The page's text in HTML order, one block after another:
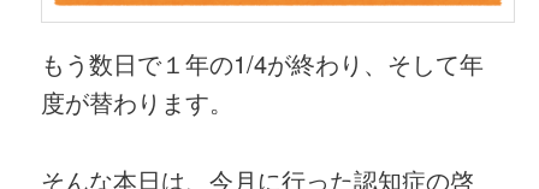
もう数日で１年の1/4が終わり、そして年
度が替わります。
そんな本日は、今月に行った認知症の啓